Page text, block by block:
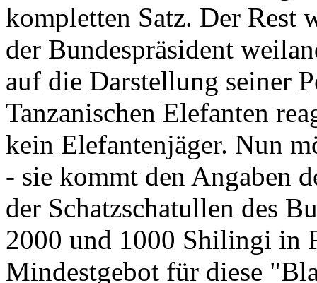
kompletten Satz. Der Rest
der Bundespräsident
auf die Darstellung seiner
Tanzanischen Elefanten
kein Elefantenjäger. Nun
- sie kommt den Angaben
der Schatzschatullen des
2000 und 1000 Shilingi in
Mindestgebot für diese